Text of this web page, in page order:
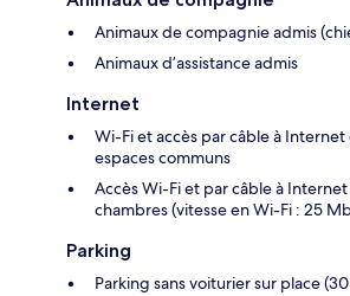
Animaux de compagnie admis
Animaux d’assistance admis
Internet
Wi-Fi et accès par câble à
espaces communs
Accès Wi-Fi et par câble à
chambres (vitesse en Wi-Fi : 25
Parking
Parking sans voiturier sur place